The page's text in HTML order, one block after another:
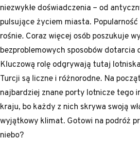
niezwykłe doświadczenia – od
pulsujące życiem miasta.
rośnie. Coraz więcej osób poszukuje
bezproblemowych sposobów dotarcia
Kluczową rolę odgrywają tutaj
Turcji są liczne i różnorodne. Na
najbardziej znane porty lotnicze tego
kraju, bo każdy z nich skrywa swoją
wyjątkowy klimat. Gotowi na podróż
niebo?